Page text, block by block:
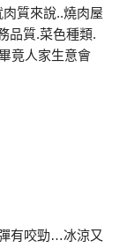
質來說..燒肉屋
品質.菜色種類.
竟人家生意會
有咬勁…冰涼又